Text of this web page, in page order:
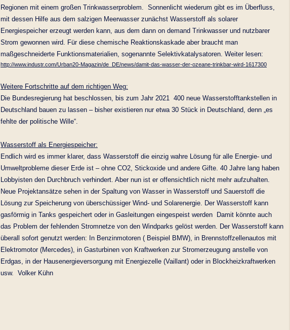
Regionen mit einem großen Trinkwasserproblem. Sonnenlicht wiederum gibt es im Überfluss,
mit dessen Hilfe aus dem salzigen Meerwasser zunächst Wasserstoff als solarer
Energiespeicher erzeugt werden kann, aus dem dann on demand Trinkwasser und nutzbarer
Strom gewonnen wird. Für diese chemische Reaktionskaskade aber braucht man
maßgeschneiderte Funktionsmaterialien, sogenannte Selektivkatalysatoren. Weiter lesen:
http://www.industr.com/Urban20-Magazin/de_DE/news/damit-das-wasser-der-ozeane-trinkbar-wird-1617300
Weitere Fortschritte auf dem richtigen Weg:
Die Bundesregierung hat beschlossen, bis zum Jahr 2021 400 neue Wasserstofftankstellen in
Deutschland bauen zu lassen – bisher existieren nur etwa 30 Stück in Deutschland, denn „es
fehlte der politische Wille“.
Wasserstoff als Energiespeicher:
Endlich wird es immer klarer, dass Wasserstoff die einzig wahre Lösung für alle Energie- und
Umweltprobleme dieser Erde ist – ohne CO2, Stickoxide und andere Gifte. 40 Jahre lang haben
Lobbyisten den Durchbruch verhindert. Aber nun ist er offensichtlich nicht mehr aufzuhalten.
Neue Projektansätze sehen in der Spaltung von Wasser in Wasserstoff und Sauerstoff die
Lösung zur Speicherung von überschüssiger Wind- und Solarenergie. Der Wasserstoff kann
gasförmig in Tanks gespeichert oder in Gasleitungen eingespeist werden Damit könnte auch
das Problem der fehlenden Stromnetze von den Windparks gelöst werden. Der Wasserstoff kann
überall sofort genutzt werden: In Benzinmotoren ( Beispiel BMW), in Brennstoffzellenautos mit
Elektromotor (Mercedes), in Gasturbinen von Kraftwerken zur Stromerzeugung anstelle von
Erdgas, in der Hausenergieversorgung mit Energiezelle (Vaillant) oder in Blockheizkraftwerken
usw. Volker Kühn